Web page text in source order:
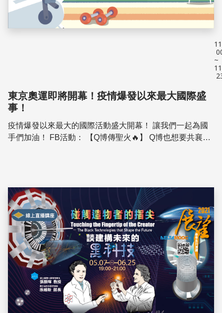
~
東京奧運即將開幕！疫情爆發以來最大國際盛
事！
疫情爆發以來最大的國際活動盛大開幕！ 讓我們一起為國
手們加油！ FB活動： 【Q博傳聖火🔥】 Q博也想要共襄盛